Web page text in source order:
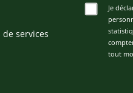
services
Je
tout